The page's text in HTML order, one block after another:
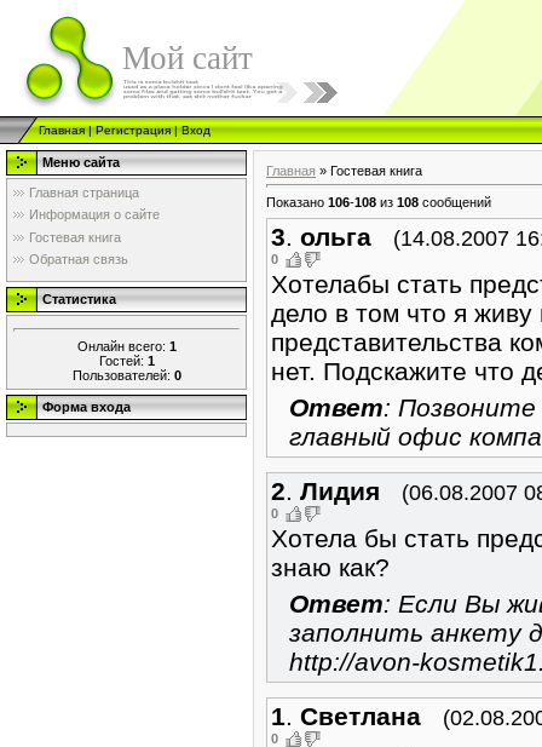
Мой сайт
Главная|Регистрация|Вход
Меню сайта
Главная страница
Информация о сайте
Гостевая книга
Обратная связь
Статистика
Онлайн всего: 1
Гостей: 1
Пользователей: 0
Форма входа
Главная » Гостевая книга
Показано 106-108 из 108 сообщений
3. ольга (14.08.2007
0
Хотелабы стать
дело в том что я
представительства
нет. Подскажите что
Ответ: Позвоните
главный офис
2. Лидия (06.08.2007
0
Хотела бы стать
знаю как?
Ответ: Если Вы
заполнить анкету
http://avon-
1. Светлана
0